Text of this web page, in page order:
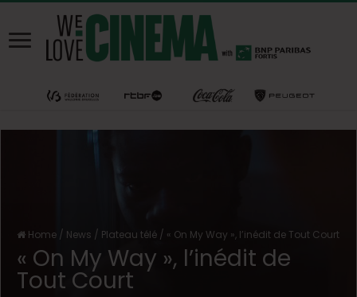
Home / News / Plateau télé / « On My Way », l’inédit de Tout Court
« On My Way », l’inédit de
Tout Court